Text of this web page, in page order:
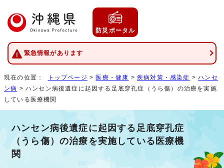
防災ポータル
緊急情報があります
現在の位置： トップページ >医療・健康 >疾病対策・感染症 >ハンセ
ン病 > ハンセン病後遺症に起因する足底穿孔症（うら傷）の治療を実施
している医療機関
ハンセン病後遺症に起因する足底穿孔症
（うら傷）の治療を実施している医療機
関